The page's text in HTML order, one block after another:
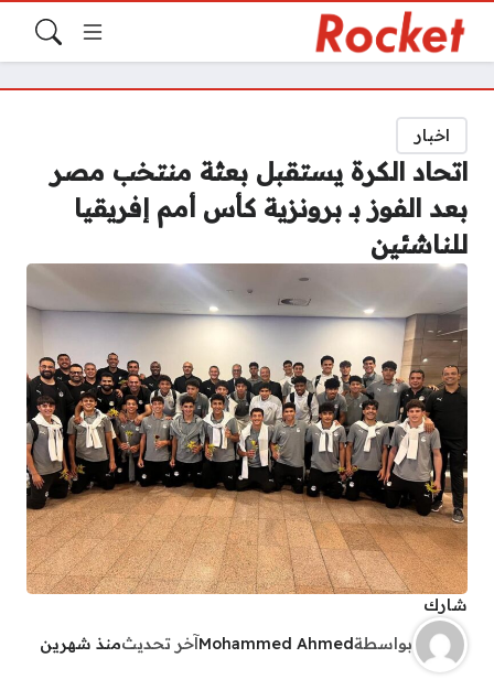
اخبار
اتحاد الكرة يستقبل بعثة منتخب مصر
بعد الفوز بـ برونزية كأس أمم إفريقيا
للناشئين
شارك
بواسطةMohammed Ahmed آخر تحديثمنذ شهرين